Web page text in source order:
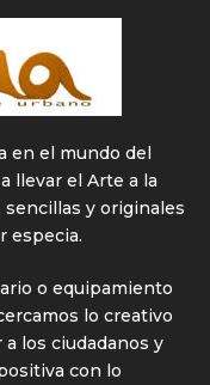
en el mundo del
llevar el Arte a la
y originales
especia.
o equipamiento
lo creativo
los ciudadanos y
con lo